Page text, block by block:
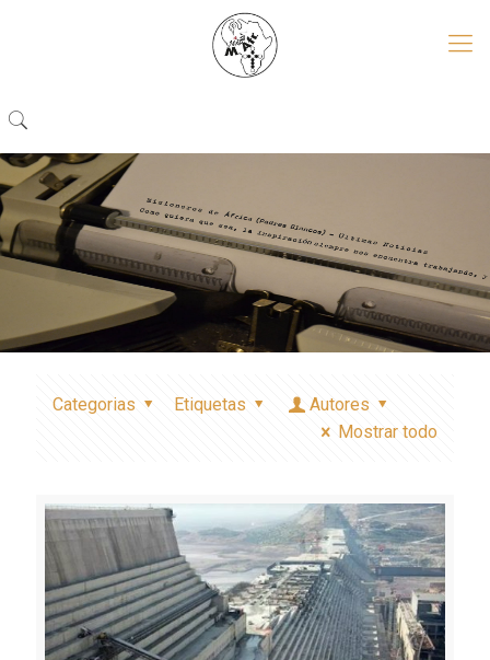
Categorias Etiquetas
Autores
Mostrar todo